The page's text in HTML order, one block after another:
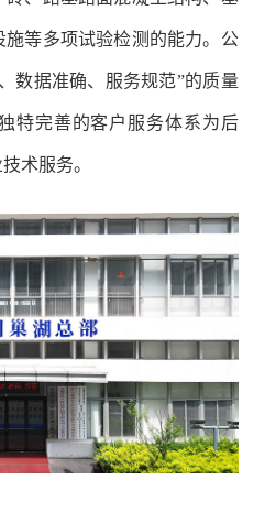
等多项试验检测的能力。公
数据准确、服务规范”的质量
特完善的客户服务体系为后
术服务。